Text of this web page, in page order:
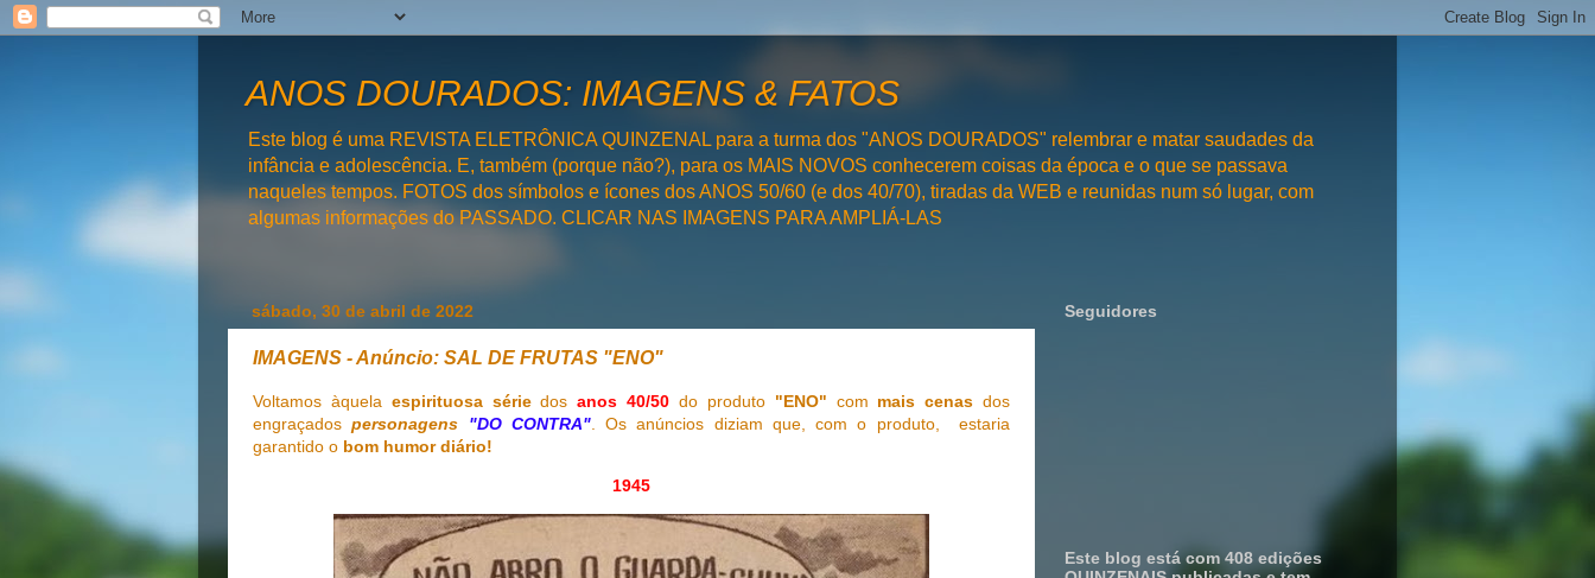
ANOS DOURADOS: IMAGENS & FATOS
Este blog é uma REVISTA ELETRÔNICA QUINZENAL para a turma dos "ANOS DOURADOS" relembrar e matar saudades da
infância e adolescência. E, também (porque não?), para os MAIS NOVOS conhecerem coisas da época e o que se passava
naqueles tempos. FOTOS dos símbolos e ícones dos ANOS 50/60 (e dos 40/70), tiradas da WEB e reunidas num só lugar, com
algumas informações do PASSADO. CLICAR NAS IMAGENS PARA AMPLIÁ-LAS
sábado, 30 de abril de 2022
IMAGENS - Anúncio: SAL DE FRUTAS "ENO"
Voltamos àquela espirituosa sériedosanos 40/50 do produto "ENO" com mais cenas dos
engraçadospersonagens "DO CONTRA". Os anúncios diziam que, com o produto, estaria
garantido o bom humor diário!
1945
Seguidores
Este blog está com 408 edições